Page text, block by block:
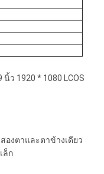
ว 1920 * 1080 LCOS
องตาและตาข้างเดียว
ล็ก